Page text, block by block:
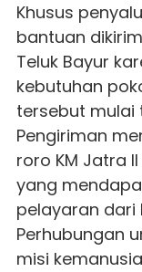
Khusus
bantuan
Teluk Bayur
kebutuhan
tersebut mulai
Pengiriman
roro KM Jatra II
yang
pelayaran dari
Perhubungan
misi